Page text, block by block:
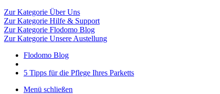
Zur Kategorie Über Uns
Zur Kategorie Hilfe & Support
Zur Kategorie Flodomo Blog
Zur Kategorie Unsere Austellung
Flodomo Blog
5 Tipps für die Pflege Ihres Parketts
Menü schließen